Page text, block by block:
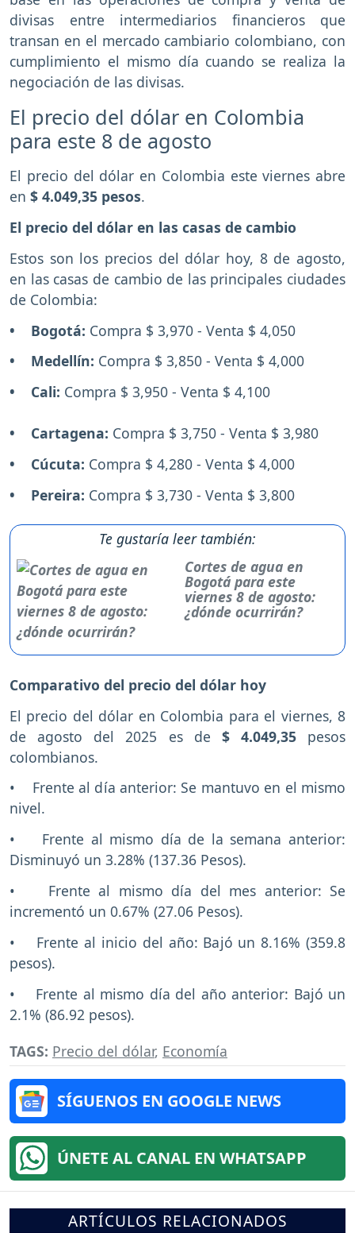
divisas entre intermediarios financieros que
transan en el mercado cambiario colombiano, con
cumplimiento el mismo día cuando se realiza la
negociación de las divisas.
El precio del dólar en Colombia
para este 8 de agosto
El precio del dólar en Colombia este viernes abre
en $ 4.049,35 pesos.
El precio del dólar en las casas de cambio
Estos son los precios del dólar hoy, 8 de agosto,
en las casas de cambio de las principales ciudades
de Colombia:
• Bogotá: Compra $ 3,970 - Venta $ 4,050
• Medellín: Compra $ 3,850 - Venta $ 4,000
• Cali: Compra $ 3,950 - Venta $ 4,100
• Cartagena: Compra $ 3,750 - Venta $ 3,980
• Cúcuta: Compra $ 4,280 - Venta $ 4,000
• Pereira: Compra $ 3,730 - Venta $ 3,800
Te gustaría leer también:
Cortes de agua en
Bogotá para este
viernes 8 de agosto:
¿dónde ocurrirán?
Comparativo del precio del dólar hoy
El precio del dólar en Colombia para el viernes, 8
de agosto del 2025 es de $ 4.049,35pesos
colombianos.
• Frente al día anterior: Se mantuvo en el mismo
nivel.
• Frente al mismo día de la semana anterior:
Disminuyó un 3.28% (137.36 Pesos).
• Frente al mismo día del mes anterior: Se
incrementó un 0.67% (27.06 Pesos).
• Frente al inicio del año: Bajó un 8.16% (359.8
pesos).
• Frente al mismo día del año anterior: Bajó un
2.1% (86.92 pesos).
TAGS: Precio del dólar, Economía
SÍGUENOS EN GOOGLE NEWS
ÚNETE AL CANAL EN WHATSAPP
ARTÍCULOS RELACIONADOS